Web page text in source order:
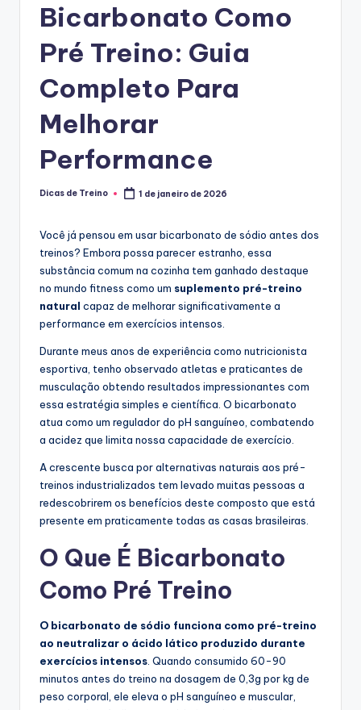
Bicarbonato Como
Pré Treino: Guia
Completo Para
Melhorar
Performance
Posted
Dicas de Treino 1 de janeiro de 2026
Você já pensou em usar bicarbonato de sódio antes dos
treinos? Embora possa parecer estranho, essa
substância comum na cozinha tem ganhado destaque
no mundo fitness como um suplemento pré-treino
natural capaz de melhorar significativamente a
performance em exercícios intensos.
Durante meus anos de experiência como nutricionista
esportiva, tenho observado atletas e praticantes de
musculação obtendo resultados impressionantes com
essa estratégia simples e científica. O bicarbonato
atua como um regulador do pH sanguíneo, combatendo
a acidez que limita nossa capacidade de exercício.
A crescente busca por alternativas naturais aos pré-
treinos industrializados tem levado muitas pessoas a
redescobrirem os benefícios deste composto que está
presente em praticamente todas as casas brasileiras.
O Que É Bicarbonato
Como Pré Treino
O bicarbonato de sódio funciona como pré-treino
ao neutralizar o ácido lático produzido durante
exercícios intensos . Quando consumido 60-90
minutos antes do treino na dosagem de 0,3g por kg de
peso corporal, ele eleva o pH sanguíneo e muscular,